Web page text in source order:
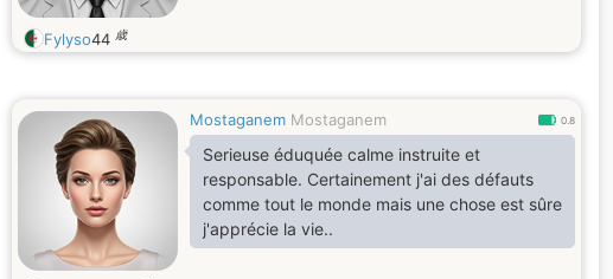
Fylyso44 歳
Mostaganem Mostaganem 0.8
Serieuse éduquée calme instruite et
responsable. Certainement j'ai des défauts
comme tout le monde mais une chose est sûre
j'apprécie la vie..